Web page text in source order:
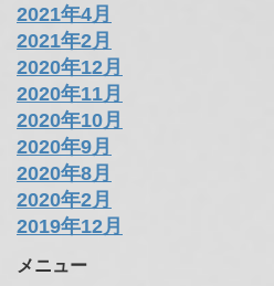
2021年4月
2021年2月
2020年12月
2020年11月
2020年10月
2020年9月
2020年8月
2020年2月
2019年12月
メニュー